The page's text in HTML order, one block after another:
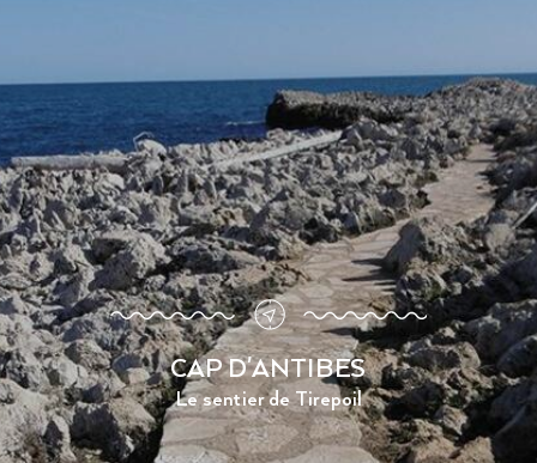
CAP D'ANTIBES
Le sentier de Tirepoil